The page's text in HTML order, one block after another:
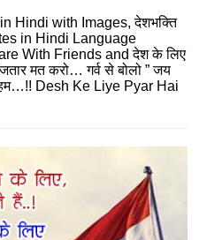
Hindi with Images, देशभक्ति
in Hindi Language
With Friends and देश के लिए
मत करो… गर्व से बोलो ” जय
हम…!! Desh Ke Liye Pyar Hai